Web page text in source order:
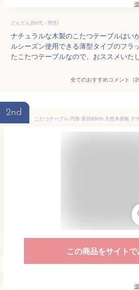
どんどん(50代・男性)
ナチュラルな木製のこたつテーブルはい
ルシーズン使用できる薄型タイプのフラ
たこたつテーブルなので、おススメいたし
全てのおすすめコメント（2
2nd
この商品をサイトで